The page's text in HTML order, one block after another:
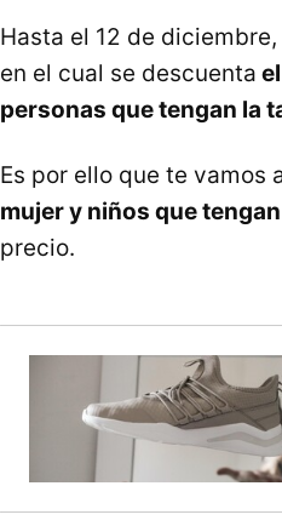
Hasta el 12 de diciembre,
en el cual se descuenta
personas que tengan la
Es por ello que te vamos
mujer y niños que
precio.